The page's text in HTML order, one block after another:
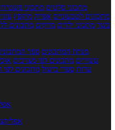
מתכוני סלטים מתכוני
מתכונים לטבעוניים אפייה מוקפץ
בשר מתכוני ילדים מרקים מתכונים
מנתח המתכונים ספר
עשירים מתכונים לפי מצרכים
עדות ספרי בישול מתכונים לפי